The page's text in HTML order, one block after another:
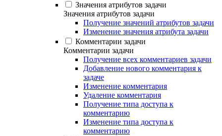
Значения атрибутов задачи
Значения атрибутов задачи
Получение значений атрибутов задачи
Изменение значения атрибута задачи
Комментарии задачи
Комментарии задачи
Получение всех комментариев задачи
Добавление нового комментария к
задаче
Изменение комментария
Удаление комментария
Получение типа доступа к
комментарию
Изменение типа доступа к
комментарию